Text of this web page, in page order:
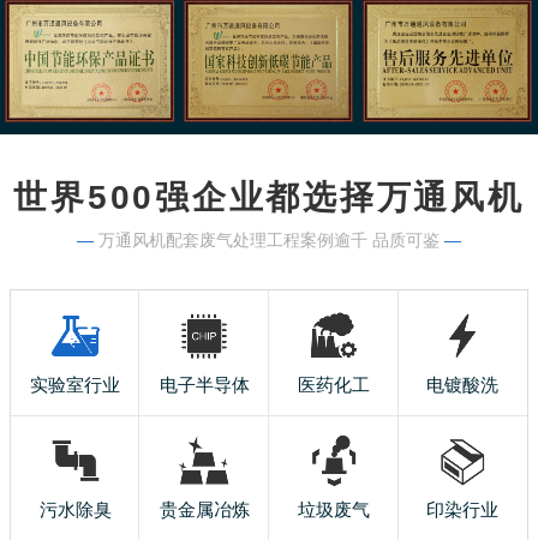
世界500强企业都选择万通风机
— 万通风机配套废气处理工程案例逾千 品质可鉴 —
实验室行业 电子半导体 医药化工 电镀酸洗
污水除臭 贵金属冶炼 垃圾废气 印染行业